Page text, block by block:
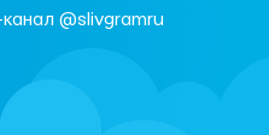
@slivgramru